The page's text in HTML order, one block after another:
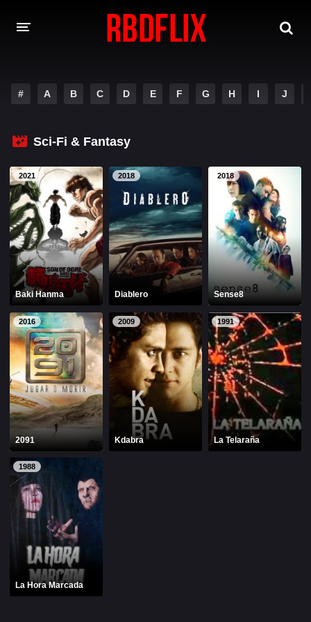
REBELDE
FILMES
Alfonso Herrera Anahí
Christian Chávez Christopher Von Uckermann
Dulce María Maite Perroni
NOVELAS
Alfonso Herrera Anahí
Christian Chávez Christopher Von Uckermann
Dulce María Maite Perroni
RBD
SÉRIES
Alfonso Herrera
Christian Chávez
Dulce María
RBD
SHOWS
# A B C D E F G H I J
Sci-Fi & Fantasy
2021
Baki Hanma
2018
Diablero
2018
Sense8
2016
2091
2009
Kdabra
1991
La Telaraña
1988
La Hora Marcada